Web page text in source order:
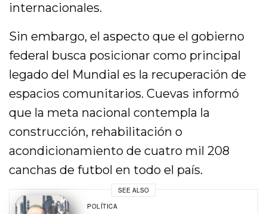
internacionales.
Sin embargo, el aspecto que el gobierno
federal busca posicionar como principal
legado del Mundial es la recuperación de
espacios comunitarios. Cuevas informó
que la meta nacional contempla la
construcción, rehabilitación o
acondicionamiento de cuatro mil 208
canchas de futbol en todo el país.
SEE ALSO
POLÍTICA